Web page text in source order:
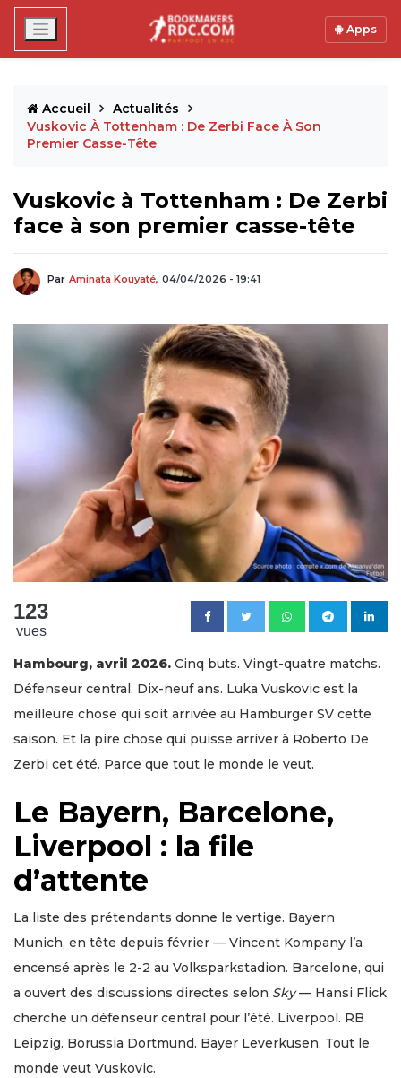
Apps
Accueil
Actualités
Vuskovic À Tottenham : De Zerbi Face À Son
Premier Casse-Tête
Vuskovic à Tottenham : De Zerbi
face à son premier casse-tête
Par Aminata Kouyaté, 04/04/2026 - 19:41
123
vues
Hambourg, avril 2026. Cinq buts. Vingt-quatre matchs.
Défenseur central. Dix-neuf ans. Luka Vuskovic est la
meilleure chose qui soit arrivée au Hamburger SV cette
saison. Et la pire chose qui puisse arriver à Roberto De
Zerbi cet été. Parce que tout le monde le veut.
Le Bayern, Barcelone,
Liverpool : la file
d’attente
La liste des prétendants donne le vertige. Bayern
Munich, en tête depuis février — Vincent Kompany l’a
encensé après le 2-2 au Volksparkstadion. Barcelone, qui
a ouvert des discussions directes selon Sky— Hansi Flick
cherche un défenseur central pour l’été. Liverpool. RB
Leipzig. Borussia Dortmund. Bayer Leverkusen. Tout le
monde veut Vuskovic.